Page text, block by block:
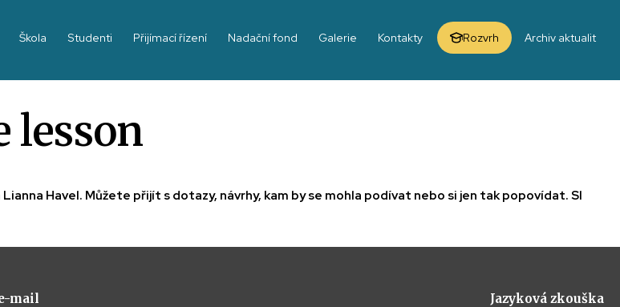
Škola Studenti Přijímací řízení Nadační fond Galerie Kontakty Rozvrh Archiv aktualit
lesson
Havel. Můžete přijít s dotazy, návrhy, kam by se mohla podívat nebo si jen tak popovídat. Sl
mail Jazyková zkouška